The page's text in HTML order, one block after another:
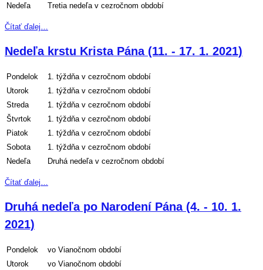
Nedeľa
Tretia nedeľa v cezročnom období
Čítať ďalej…
Nedeľa krstu Krista Pána (11. - 17. 1. 2021)
Pondelok
1. týždňa v cezročnom období
Utorok
1. týždňa v cezročnom období
Streda
1. týždňa v cezročnom období
Štvrtok
1. týždňa v cezročnom období
Piatok
1. týždňa v cezročnom období
Sobota
1. týždňa v cezročnom období
Nedeľa
Druhá nedeľa v cezročnom období
Čítať ďalej…
Druhá nedeľa po Narodení Pána (4. - 10. 1.
2021)
Pondelok
vo Vianočnom období
Utorok
vo Vianočnom období